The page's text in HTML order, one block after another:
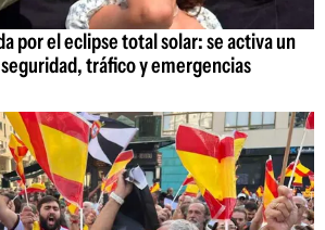
por el eclipse total solar: se activa un
tráfico y emergencias